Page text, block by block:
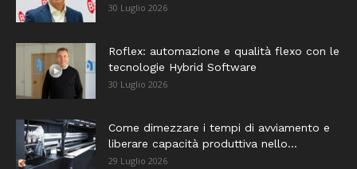
30 Luglio 2026
Roflex: automazione e qualità flexo con le
tecnologie Hybrid Software
30 Luglio 2026
Come dimezzare i tempi di avviamento e
liberare capacità produttiva nello...
29 Luglio 2026